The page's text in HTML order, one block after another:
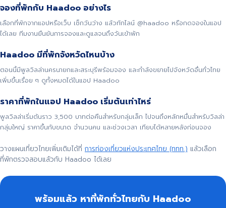
จองที่พักกับ Haadoo อย่างไร
เลือกที่พักจากแอปหรือเว็บ เช็กวันว่าง แล้วทักไลน์ @haadoo หรือกดจองในแอป
ได้เลย ทีมงานยืนยันการจองและดูแลจนถึงวันเข้าพัก
Haadoo มีที่พักจังหวัดไหนบ้าง
ตอนนี้มีพูลวิลล่านครนายกและสระบุรีพร้อมจอง และกำลังขยายไปจังหวัดอื่นทั่วไทย
เพิ่มขึ้นเรื่อย ๆ ดูทั้งหมดได้ในแอป Haadoo
ราคาที่พักในแอป Haadoo เริ่มต้นเท่าไหร่
พูลวิลล่าเริ่มต้นราว 3,500 บาทต่อคืนสำหรับกลุ่มเล็ก ไปจนถึงหลักหมื่นสำหรับวิลล่า
กลุ่มใหญ่ ราคาขึ้นกับขนาด จำนวนคน และช่วงเวลา เทียบได้หลายหลังก่อนจอง
วางแผนเที่ยวไทยเพิ่มเติมได้ที่ การท่องเที่ยวแห่งประเทศไทย (ททท.) แล้วเลือก
ที่พักตรวจสอบแล้วกับ Haadoo ได้เลย
พร้อมแล้ว หาที่พักทั่วไทยกับ Haadoo